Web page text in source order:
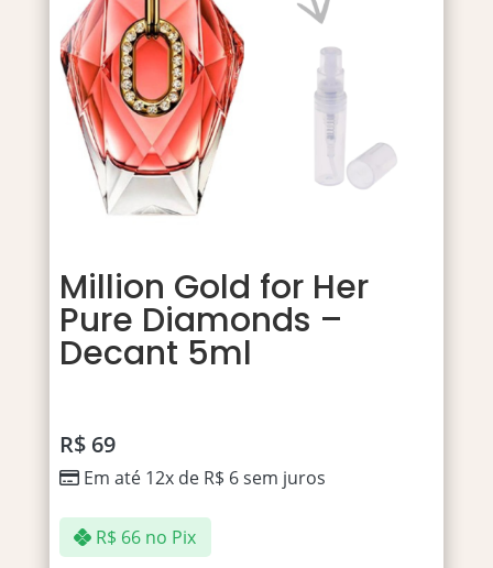
Million Gold for Her
Pure Diamonds –
Decant 5ml
R$69
Em até 12x de R$ 6sem juros
R$ 66 no Pix